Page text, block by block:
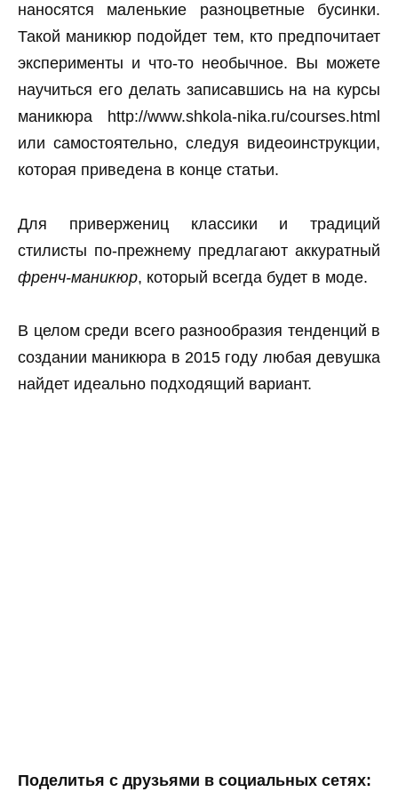
наносятся маленькие разноцветные бусинки.
Такой маникюр подойдет тем, кто предпочитает
эксперименты и что-то необычное. Вы можете
научиться его делать записавшись на на курсы
маникюра http://www.shkola-nika.ru/courses.html
или самостоятельно, следуя видеоинструкции,
которая приведена в конце статьи.
Для привержениц классики и традиций
стилисты по-прежнему предлагают аккуратный
френч-маникюр, который всегда будет в моде.
В целом среди всего разнообразия тенденций в
создании маникюра в 2015 году любая девушка
найдет идеально подходящий вариант.
Поделитья с друзьями в социальных сетях: